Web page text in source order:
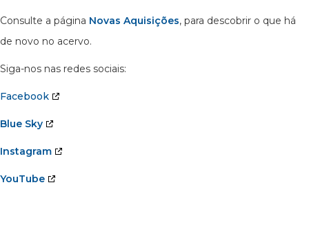
Consulte a página Novas Aquisições, para descobrir o que há
de novo no acervo.
Siga-nos nas redes sociais:
Facebook
Blue Sky
Instagram
YouTube